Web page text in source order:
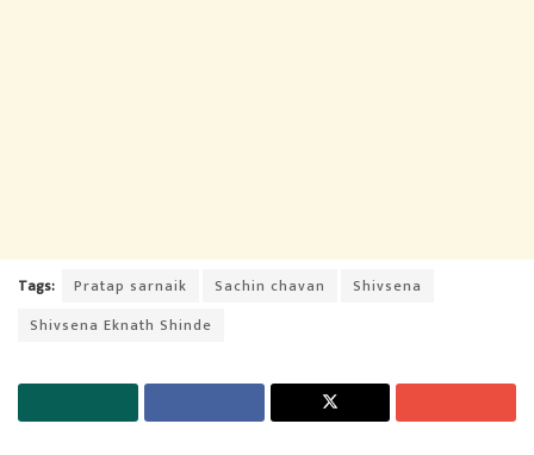
Tags: Pratap sarnaik Sachin chavan
Shivsena
Shivsena Eknath Shinde